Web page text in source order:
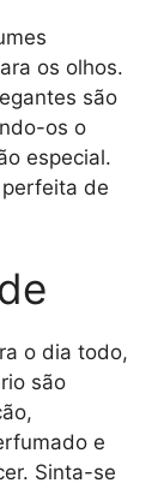
os olhos.
são
os o
especial.
de
o dia todo,
são
e
Sinta-se